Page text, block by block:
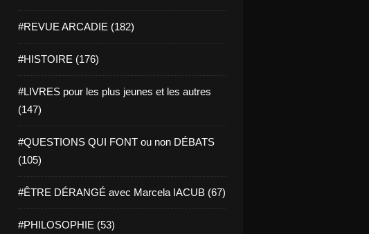
#REVUE ARCADIE (182)
#HISTOIRE (176)
#LIVRES pour les plus jeunes et les autres
(147)
#QUESTIONS QUI FONT ou non DÉBATS
(105)
#ÊTRE DÉRANGÉ avec Marcela IACUB (67)
#PHILOSOPHIE (53)